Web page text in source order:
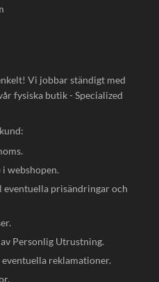
Vi jobbar ständigt med
fysiska butik - Specialized
webshopen.
prisändringar och
Personlig Utrustning.
reklamationer.
.